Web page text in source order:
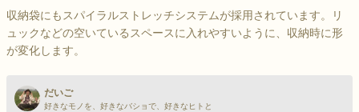
収納袋にもスパイラルストレッチシステムが採用されています。リ
ュックなどの空いているスペースに入れやすいように、収納時に形
が変化します。
だいご
好きなモノを、好きなバショで、好きなヒトと